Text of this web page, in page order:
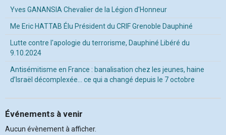
Yves GANANSIA Chevalier de la Légion d'Honneur
Me Eric HATTAB Élu Président du CRIF Grenoble Dauphiné
Lutte contre l'apologie du terrorisme, Dauphiné Libéré du
9.10.2024
Antisémitisme en France : banalisation chez les jeunes, haine
d’Israël décomplexée… ce qui a changé depuis le 7 octobre
Événements à venir
Aucun évènement à afficher.